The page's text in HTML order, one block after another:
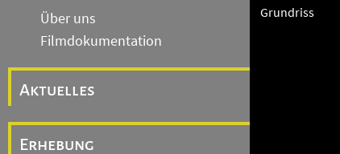
Über uns
Filmdokumentation
Aktuelles
Erhebung
Grundriss